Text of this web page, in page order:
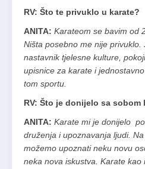
RV: Što te privuklo u karate?
ANITA: Karateom se bavim od
Ništa posebno me nije privuklo.
nastavnik tjelesne kulture,
upisnice za karate i
tom sportu.
RV: Što je donijelo sa sobom
ANITA: Karate mi je donijelo
druženja i upoznavanja ljudi.
možemo upoznati neku novu
neka nova iskustva. Karate kao